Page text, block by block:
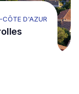
CÔTE D'AZUR